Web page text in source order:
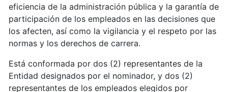
eficiencia de la administración pública y la garantía de
participación de los empleados en las decisiones que
los afecten, así como la vigilancia y el respeto por las
normas y los derechos de carrera.
Está conformada por dos (2) representantes de la
Entidad designados por el nominador, y dos (2)
representantes de los empleados elegidos por